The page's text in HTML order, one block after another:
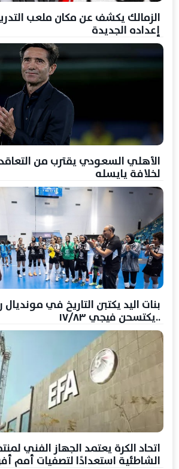
الزمالك يكشف عن مكان ملعب
إعداده الجديدة
الأهلي السعودي يقترب من
لخلافة يايسله
بنات اليد يكتبن التاريخ في مونديال
..يكتسحن فيجي ١٧/٨٣
اتحاد الكرة يعتمد الجهاز الفني
الشاطئية استعدادًا لتصفيات أمم